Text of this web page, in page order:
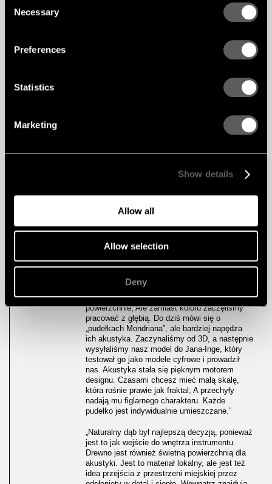
Selection
Necessary
Preferences
Statistics
Marketing
Show details
Allow all
Allow selection
Deny
Ale kiedy wchodzisz do sali koncertowej,
akustykiem Janem-Inge Gustafssonem i jego
„Wiedzieliśmy, że będzie to projekt pudełka po
doskonałej akustyki, takie jak powierzchnie,
pewnym momencie Jan-Inge i jego zespół
pojechali nawet do Wiednia na Musikvarein
[1870] i przeskanowali całą przestrzeń, aby
zrozumieć, dlaczego tamtejsza akustyka jest
Przyglądałem się również kompozycjom
artystycznym Pieta Mondriana, które stały się
inspiracją dla sposobu, w jaki można dzielić
powierzchnie; Ale zamiast koloru zaczęliśmy
pracować z głębią. Do dziś mówi się o
„pudełkach Mondriana”, ale bardziej napędza
ich akustyka. Zaczynaliśmy od 3D, a następnie
wysyłaliśmy nasz model do Jana-Inge, który
testował go jako modele cyfrowe i prowadził
nas. Akustyka stała się pięknym motorem
designu. Czasami chcesz mieć małą skalę,
która rośnie prawie jak fraktal; A przechyły
nadają mu figlarnego charakteru. Każde
pudełko jest indywidualnie umieszczane.”
„Naturalny dąb był najlepszą decyzją, ponieważ
jest to jak wejście do wnętrza instrumentu.
Drewno jest również świetną powierzchnią dla
akustyki. Jest to materiał lokalny, ale jest też
idea przejścia z przestrzeni miejskiej przez